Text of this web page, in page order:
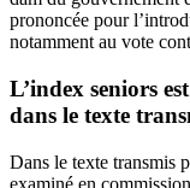
prononcée pour
notamment au vote
L’index seniors
dans le texte
Dans le texte transmis
examiné en